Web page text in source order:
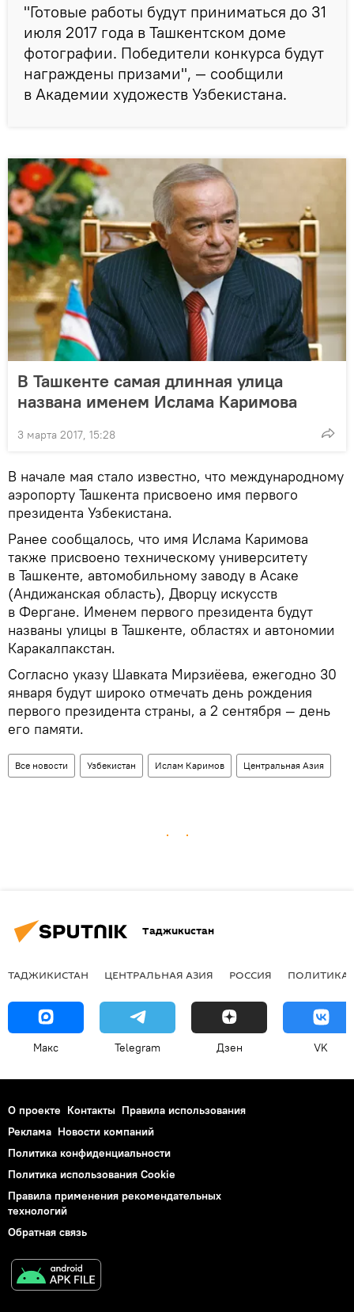
"Готовые работы будут приниматься до 31
июля 2017 года в Ташкентском доме
фотографии. Победители конкурса будут
награждены призами", — сообщили
в Академии художеств Узбекистана.
В Ташкенте самая длинная улица
названа именем Ислама Каримова
3 марта 2017, 15:28
В начале мая стало известно, что международному
аэропорту Ташкента присвоено имя первого
президента Узбекистана.
Ранее сообщалось, что имя Ислама Каримова
также присвоено техническому университету
в Ташкенте, автомобильному заводу в Асаке
(Андижанская область), Дворцу искусств
в Фергане. Именем первого президента будут
названы улицы в Ташкенте, областях и автономии
Каракалпакстан.
Согласно указу Шавката Мирзиёева, ежегодно 30
января будут широко отмечать день рождения
первого президента страны, а 2 сентября — день
его памяти.
Все новости Узбекистан Ислам Каримов Центральная Азия
Таджикистан
ТАДЖИКИСТАН ЦЕНТРАЛЬНАЯ АЗИЯ РОССИЯ ПОЛИТИКА
Макс Telegram Дзен VK
О проекте Контакты Правила использования
Реклама Новости компаний
Политика конфиденциальности
Политика использования Cookie
Правила применения рекомендательных
технологий
Обратная связь